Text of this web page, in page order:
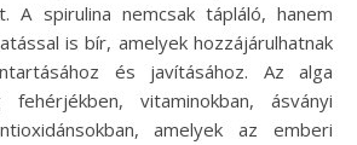
A spirulina nemcsak tápláló, hanem
is bír, amelyek hozzájárulhatnak
és javításához. Az alga
fehérjékben, vitaminokban, ásványi
amelyek az emberi